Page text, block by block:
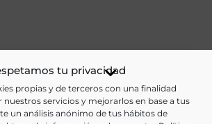
tu privacidad
propias y de terceros con una finalidad
nuestros servicios y mejorarlos en base a tus
un análisis anónimo de tus hábitos de
estas materias:
y Comercio,Industria y